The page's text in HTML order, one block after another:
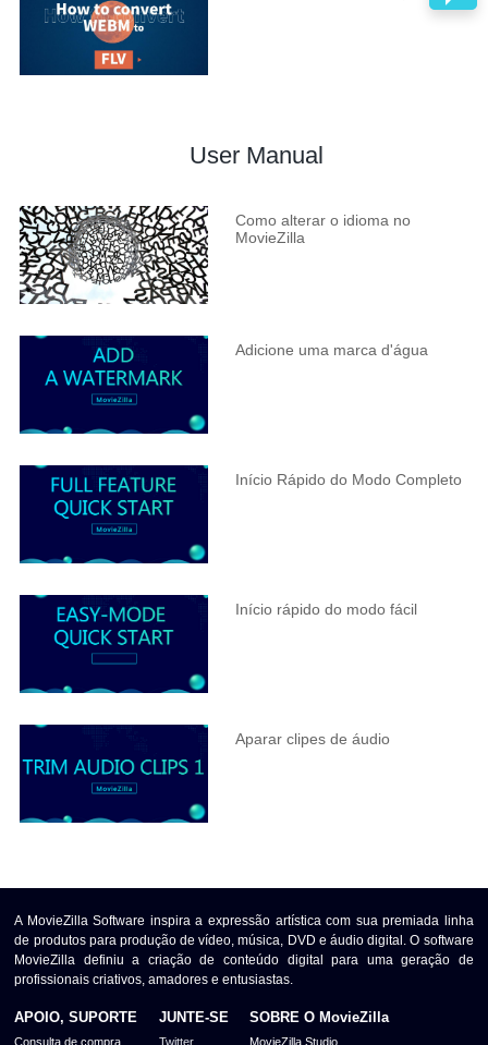
User Manual
Como alterar o idioma no
MovieZilla
Adicione uma marca d'água
Início Rápido do Modo Completo
Início rápido do modo fácil
Aparar clipes de áudio
A MovieZilla Software inspira a expressão artística com sua premiada linha
de produtos para produção de vídeo, música, DVD e áudio digital. O software
MovieZilla definiu a criação de conteúdo digital para uma geração de
profissionais criativos, amadores e entusiastas.
APOIO, SUPORTE
Consulta de compra
JUNTE-SE
Twitter
SOBRE O MovieZilla
MovieZilla Studio